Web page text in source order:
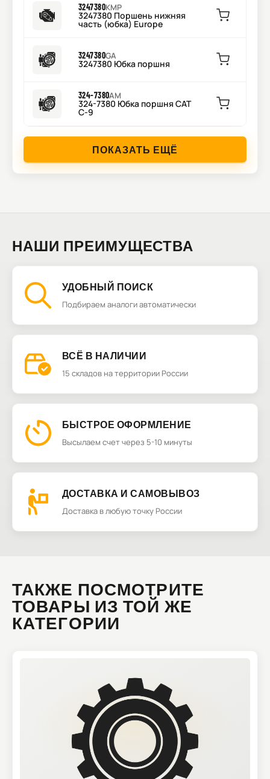
3247380KMP
3247380 Поршень нижняя
часть (юбка) Europe
3247380GA
3247380 Юбка поршня
324-7380AM
324-7380 Юбка поршня CAT
C-9
ПОКАЗАТЬ ЕЩЁ
НАШИ ПРЕИМУЩЕСТВА
УДОБНЫЙ ПОИСК
Подбираем аналоги автоматически
ВСЁ В НАЛИЧИИ
15 складов на территории России
БЫСТРОЕ ОФОРМЛЕНИЕ
Высылаем счет через 5-10 минуты
ДОСТАВКА И САМОВЫВОЗ
Доставка в любую точку России
ТАКЖЕ ПОСМОТРИТЕ
ТОВАРЫ ИЗ ТОЙ ЖЕ
КАТЕГОРИИ